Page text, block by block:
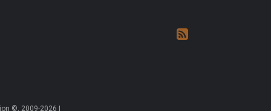
©, 2009-2026 |